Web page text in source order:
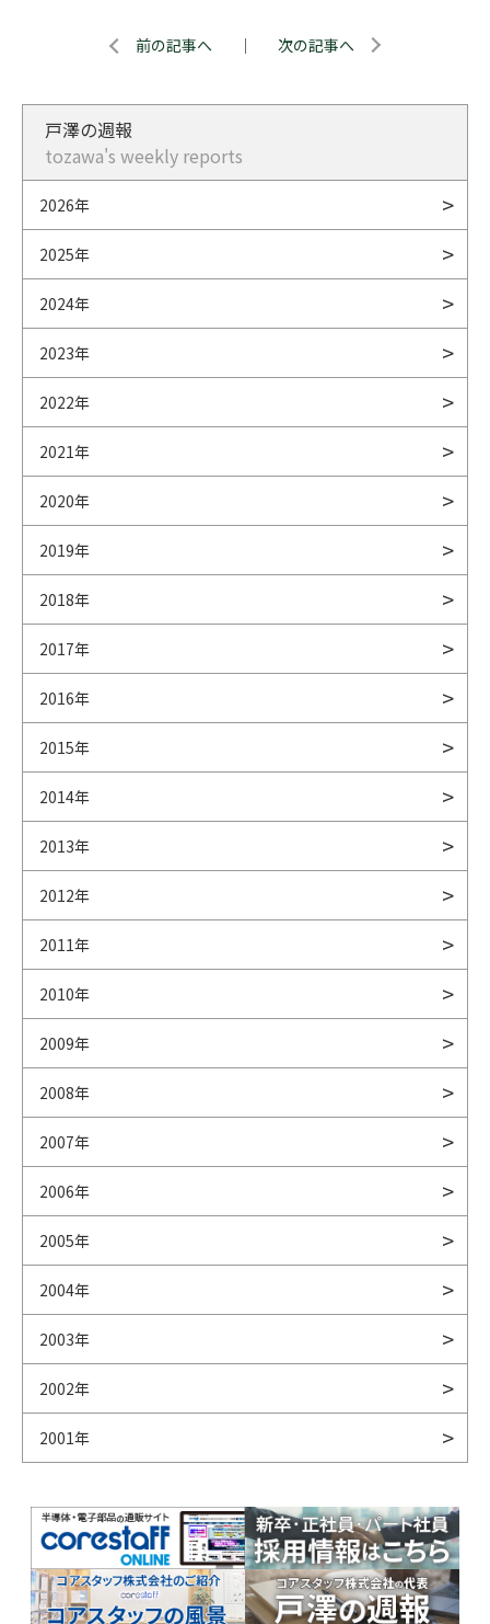
前の記事へ ｜ 次の記事へ
戸澤の週報
tozawa's weekly reports
2026年
2025年
2024年
2023年
2022年
2021年
2020年
2019年
2018年
2017年
2016年
2015年
2014年
2013年
2012年
2011年
2010年
2009年
2008年
2007年
2006年
2005年
2004年
2003年
2002年
2001年